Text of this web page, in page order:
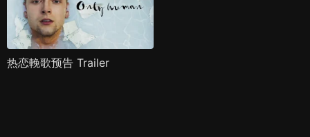
热恋輓歌预告 Trailer